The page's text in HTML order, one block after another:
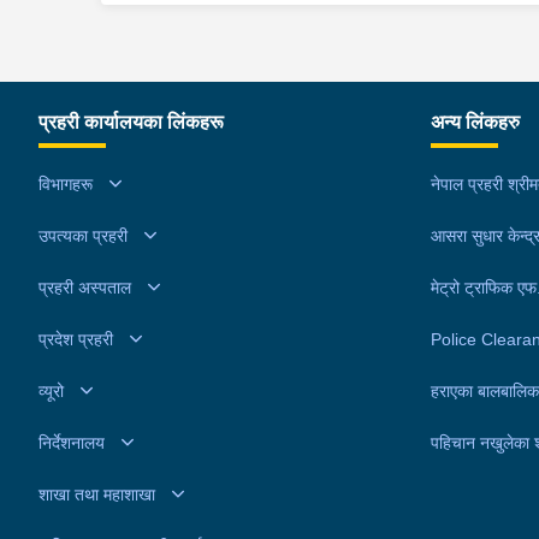
प्रहरी कार्यालयका लिंकहरू
विभागहरू
उपत्यका प्रहरी
प्रहरी अस्पताल
प्रदेश प्रहरी
व्यूरो
निर्देशनालय
शाखा तथा महाशाखा
अन्य लिंकहरु
नेपाल प्रहरी
आसरा सुधार केन्द्र
मेट्रो ट्राफिक
Police
हराएका
पहिचान नखुलेका